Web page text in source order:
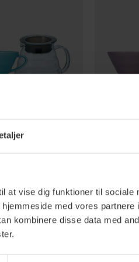
at vise dig funktioner til sociale
med vores partnere
kombinere disse data med
Set Inkl.
2 Koppar,
& Vattenkokare
SEK1 599,85 SEK
Hario
V60-02
Server 0,6
1